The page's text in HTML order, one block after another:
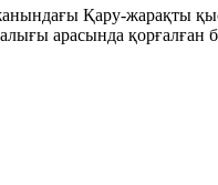
Қару-жарақты
арасында қорғалған